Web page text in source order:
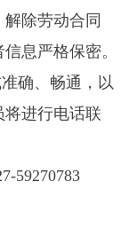
除劳动合同
息严格保密。
确、畅通，以
进行电话联
59270783